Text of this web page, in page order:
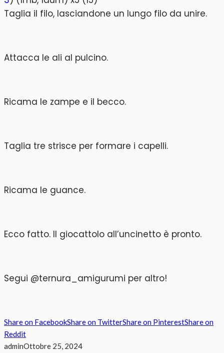
Taglia il filo, lasciandone un lungo filo da unire.
Attacca le ali al pulcino.
Ricama le zampe e il becco.
Taglia tre strisce per formare i capelli.
Ricama le guance.
Ecco fatto. Il giocattolo all’uncinetto è pronto.
Segui @ternura_amigurumi per altro!
Share on FacebookShare on TwitterShare on PinterestShare on
Reddit
adminOttobre 25, 2024